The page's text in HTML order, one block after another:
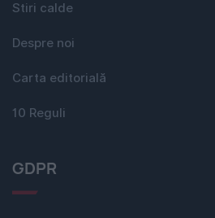
Stiri calde
Despre noi
Carta editorială
10 Reguli
GDPR